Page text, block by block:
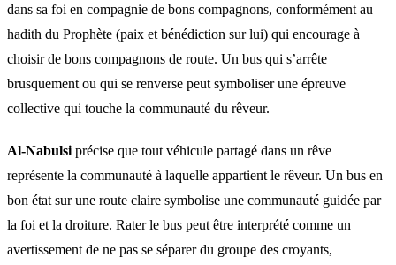
dans sa foi en compagnie de bons compagnons, conformément au
hadith du Prophète (paix et bénédiction sur lui) qui encourage à
choisir de bons compagnons de route. Un bus qui s’arrête
brusquement ou qui se renverse peut symboliser une épreuve
collective qui touche la communauté du rêveur.
Al-Nabulsi précise que tout véhicule partagé dans un rêve
représente la communauté à laquelle appartient le rêveur. Un bus en
bon état sur une route claire symbolise une communauté guidée par
la foi et la droiture. Rater le bus peut être interprété comme un
avertissement de ne pas se séparer du groupe des croyants,